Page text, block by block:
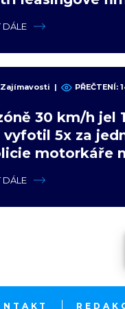
jinak
DÁLE
Zajímavosti | PŘEČTENÍ:
30 km/h jel
vyfotil 5x za
motorkáře
DÁLE